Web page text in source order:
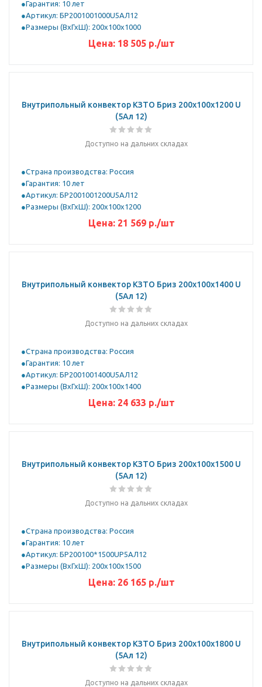
Гарантия: 10 лет
Артикул: БР2001001000U5АЛ12
Размеры (ВхГхШ): 200х100х1000
Цена: 18 505р./шт
Внутрипольный конвектор КЗТО Бриз 200х100х1200 U
(5Ал 12)
Доступно на дальних складах
Страна производства: Россия
Гарантия: 10 лет
Артикул: БР2001001200U5АЛ12
Размеры (ВхГхШ): 200х100х1200
Цена: 21 569р./шт
Внутрипольный конвектор КЗТО Бриз 200х100х1400 U
(5Ал 12)
Доступно на дальних складах
Страна производства: Россия
Гарантия: 10 лет
Артикул: БР2001001400U5АЛ12
Размеры (ВхГхШ): 200х100х1400
Цена: 24 633 р./шт
Внутрипольный конвектор КЗТО Бриз 200х100х1500 U
(5Ал 12)
Доступно на дальних складах
Страна производства: Россия
Гарантия: 10 лет
Артикул: БР200100*1500UР5АЛ12
Размеры (ВхГхШ): 200х100х1500
Цена: 26 165р./шт
Внутрипольный конвектор КЗТО Бриз 200х100х1800 U
(5Ал 12)
Доступно на дальних складах